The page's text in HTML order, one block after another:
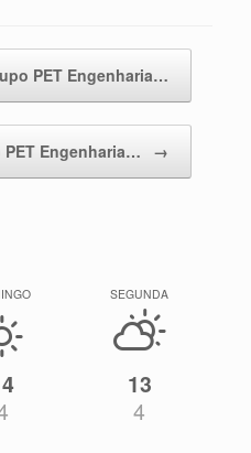
PET Engenharia…
Engenharia… →
SEGUNDA
13
4